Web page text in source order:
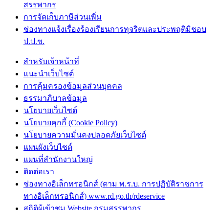
สรรพากร
การจัดเก็บภาษีส่วนเพิ่ม
ช่องทางแจ้งเรื่องร้องเรียนการทุจริตและประพฤติมิชอบ
ป.ป.ช.
สำหรับเจ้าหน้าที่
แนะนำเว็บไซต์
การคุ้มครองข้อมูลส่วนบุคคล
ธรรมาภิบาลข้อมูล
นโยบายเว็บไซต์
นโยบายคุกกี้ (Cookie Policy)
นโยบายความมั่นคงปลอดภัยเว็บไซต์
แผนผังเว็บไซต์
แผนที่สำนักงานใหญ่
ติดต่อเรา
ช่องทางอิเล็กทรอนิกส์ (ตาม พ.ร.บ. การปฏิบัติราชการ
ทางอิเล็กทรอนิกส์) www.rd.go.th/rdeservice
สถิติผู้เข้าชม Website กรมสรรพากร